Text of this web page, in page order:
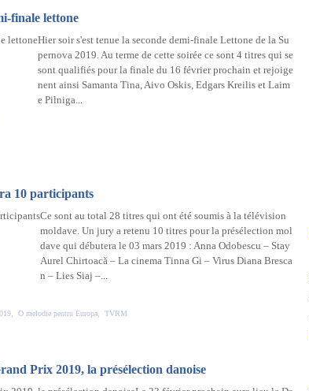
finale lettone
Hier soir s'est tenue la seconde demi-finale Lettone de la Su
pernova 2019. Au terme de cette soirée ce sont 4 titres qui se
sont qualifiés pour la finale du 16 février prochain et rejoige
nent ainsi Samanta Tina, Aivo Oskis, Edgars Kreilis et Laim
e Pilniga...
10 participants
Ce sont au total 28 titres qui ont été soumis à la télévision
moldave. Un jury a retenu 10 titres pour la présélection mol
dave qui débutera le 03 mars 2019 : Anna Odobescu – Stay
Aurel Chirtoacă – La cinema Tinna Gi – Virus Diana Bresca
n – Lies Siaj –...
O melodie pentru Europa TVRM
Prix 2019, la présélection danoise